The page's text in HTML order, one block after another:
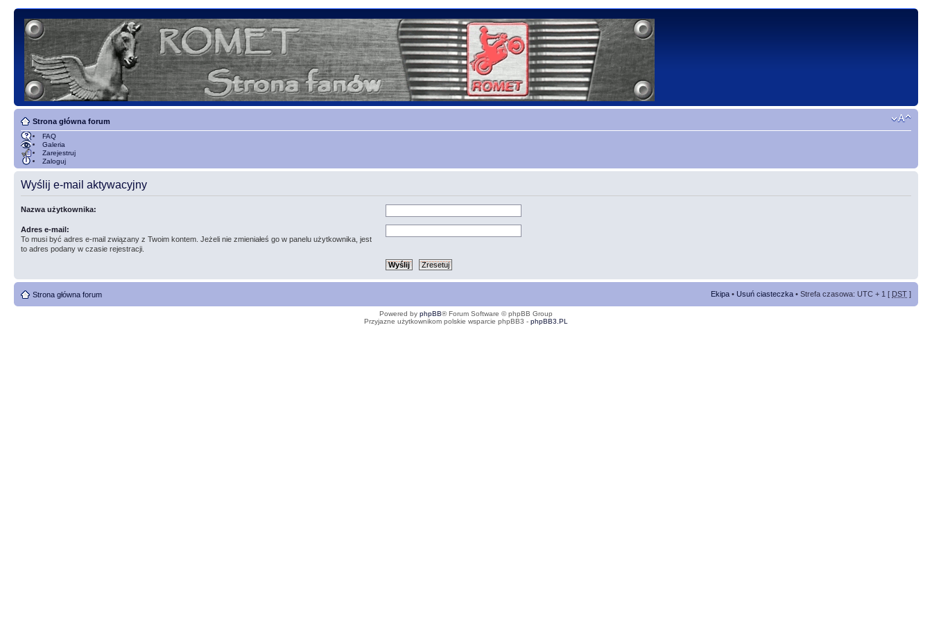
Strona główna forum
FAQ
Galeria
Zarejestruj
Zaloguj
Wyślij e-mail aktywacyjny
Nazwa użytkownika:
Adres e-mail:
To musi być adres e-mail związany z Twoim kontem. Jeżeli nie zmieniałeś go w panelu użytkownika, jest
to adres podany w czasie rejestracji.
Strona główna forum Ekipa • Usuń ciasteczka • Strefa czasowa: UTC + 1 [ DST ]
Powered by phpBB® Forum Software © phpBB Group
Przyjazne użytkownikom polskie wsparcie phpBB3 - phpBB3.PL